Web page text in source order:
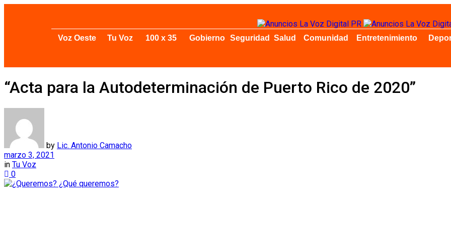
Voz Oeste Tu Voz 100 x 35 Gobierno Seguridad Salud Comunidad Entretenimiento
“Acta para la Autodeterminación de Puerto Rico de 2020”
by Lic. Antonio Camacho
marzo 3, 2021
in Tu Voz
0